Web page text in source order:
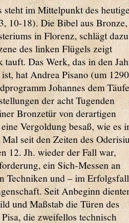
steht im Mittelpunkt des
10-18). Die Bibel aus
in Florenz, schlägt
des linken Flügels zeigt
tauft. Das Werk, das in den
hat Andrea Pisano (um
Johannes dem
der acht Tugenden
Bronzetür von derartigen
Vergoldung besaß, wie es
seit den Zeiten des
12. Jh. wieder der Fall war,
ein Sich-Messen an
Techniken und – im
Seit Anbeginn
und Maßstab die Türen des
die zweifellos technisch